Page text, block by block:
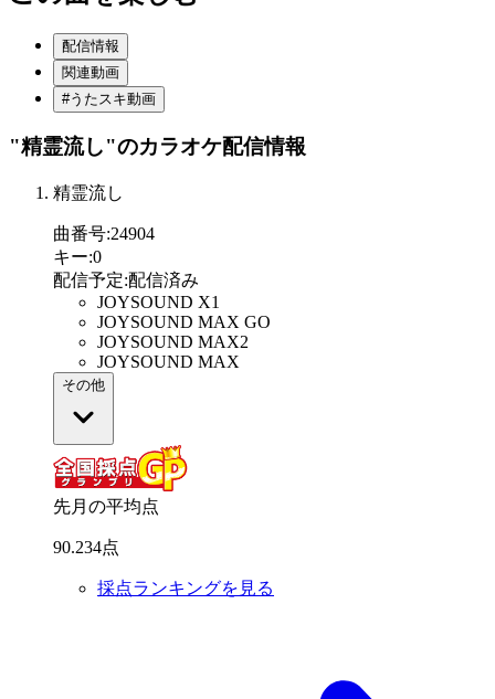
配信情報
関連動画
#うたスキ動画
"精霊流し"のカラオケ配信情報
精霊流し
曲番号:24904
キー:0
配信予定:配信済み
JOYSOUND X1
JOYSOUND MAX GO
JOYSOUND MAX2
JOYSOUND MAX
その他
先月の平均点
90.234点
採点ランキングを見る